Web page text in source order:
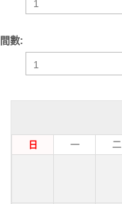
間數:
日 一 二